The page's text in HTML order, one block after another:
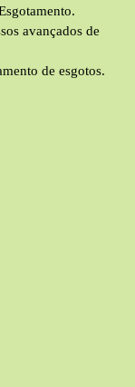
avançados de
de esgotos.